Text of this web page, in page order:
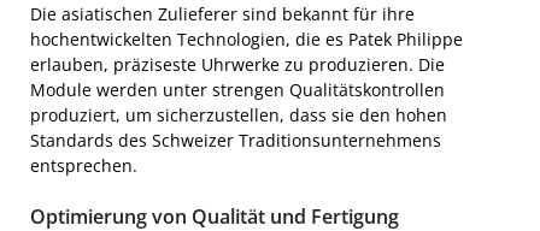
Die asiatischen Zulieferer sind bekannt für ihre
hochentwickelten Technologien, die es Patek Philippe
erlauben, präziseste Uhrwerke zu produzieren. Die
Module werden unter strengen Qualitätskontrollen
produziert, um sicherzustellen, dass sie den hohen
Standards des Schweizer Traditionsunternehmens
entsprechen.
Optimierung von Qualität und Fertigung